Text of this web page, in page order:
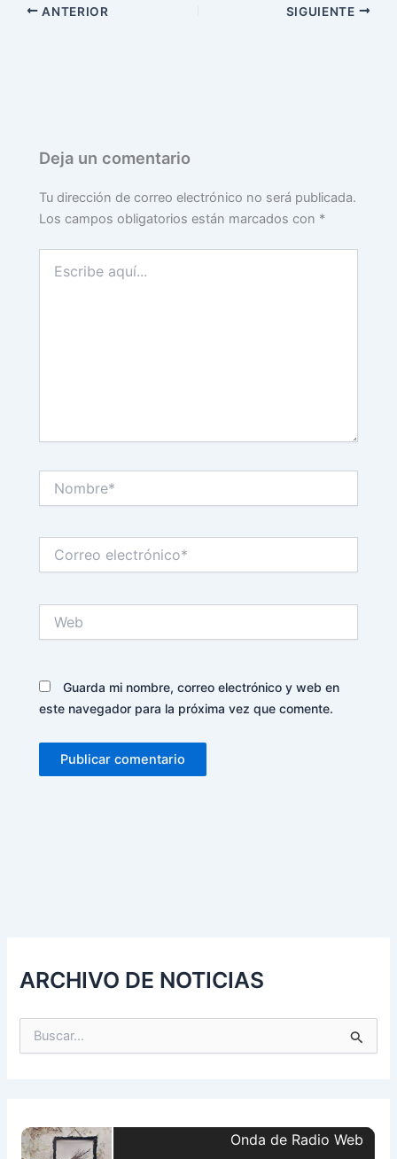
ANTERIOR SIGUIENTE
Deja un comentario
Tu dirección de correo electrónico no será publicada.
Los campos obligatorios están marcados con *
aquí...
electrónico*
Guarda mi nombre, correo electrónico y web en
este navegador para la próxima vez que comente.
ARCHIVO DE NOTICIAS
p
o